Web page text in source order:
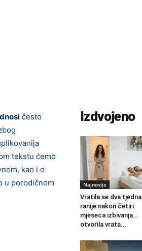
često
tekstu ćemo
kao i o
u porodičnom
Izdvojeno
Najnovije
Vratila se dva tjedna
ranije nakon četiri
mjeseca izbivanja…
otvorila vrata...